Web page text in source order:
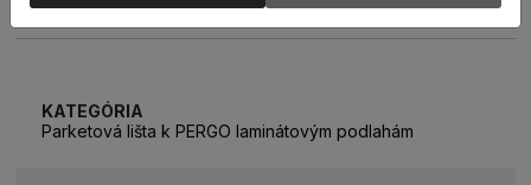
KATEGÓRIA
Parketová lišta k PERGO laminátovým podlahám